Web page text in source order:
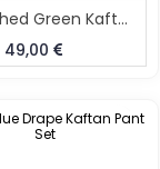
Embellished Green Kaftan Pant Set
49,00